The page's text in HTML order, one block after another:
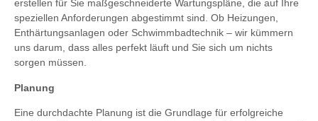
erstellen für Sie maßgeschneiderte Wartungspläne, die auf Ihre
speziellen Anforderungen abgestimmt sind. Ob Heizungen,
Enthärtungsanlagen oder Schwimmbadtechnik – wir kümmern
uns darum, dass alles perfekt läuft und Sie sich um nichts
sorgen müssen.
Planung
Eine durchdachte Planung ist die Grundlage für erfolgreiche